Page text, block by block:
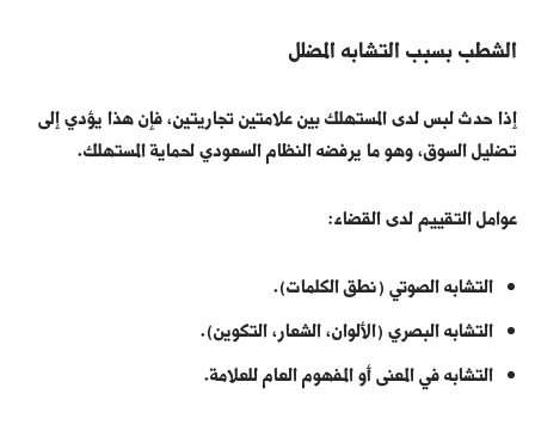
الشطب بسبب التشابه المضلل
إذا حدث لبس لدى المستهلك بين علامتين تجاريتين، فإن هذا يؤدي إلى
تضليل السوق، وهو ما يرفضه النظام السعودي لحماية المستهلك.
عوامل التقييم لدى القضاء:
التشابه الصوتي (نطق الكلمات).
التشابه البصري (الألوان، الشعار، التكوين).
التشابه في المعنى أو المفهوم العام للعلامة.